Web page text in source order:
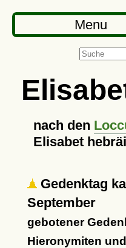
Menu
nach den
Gedenktag
September
gebotener
Hieronymiten